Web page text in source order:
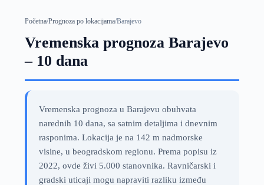
Početna/Prognoza po lokacijama/Barajevo
Vremenska prognoza Barajevo
– 10 dana
Vremenska prognoza u Barajevu obuhvata
narednih 10 dana, sa satnim detaljima i dnevnim
rasponima. Lokacija je na 142 m nadmorske
visine, u beogradskom regionu. Prema popisu iz
2022, ovde živi 5.000 stanovnika. Ravničarski i
gradski uticaji mogu napraviti razliku između